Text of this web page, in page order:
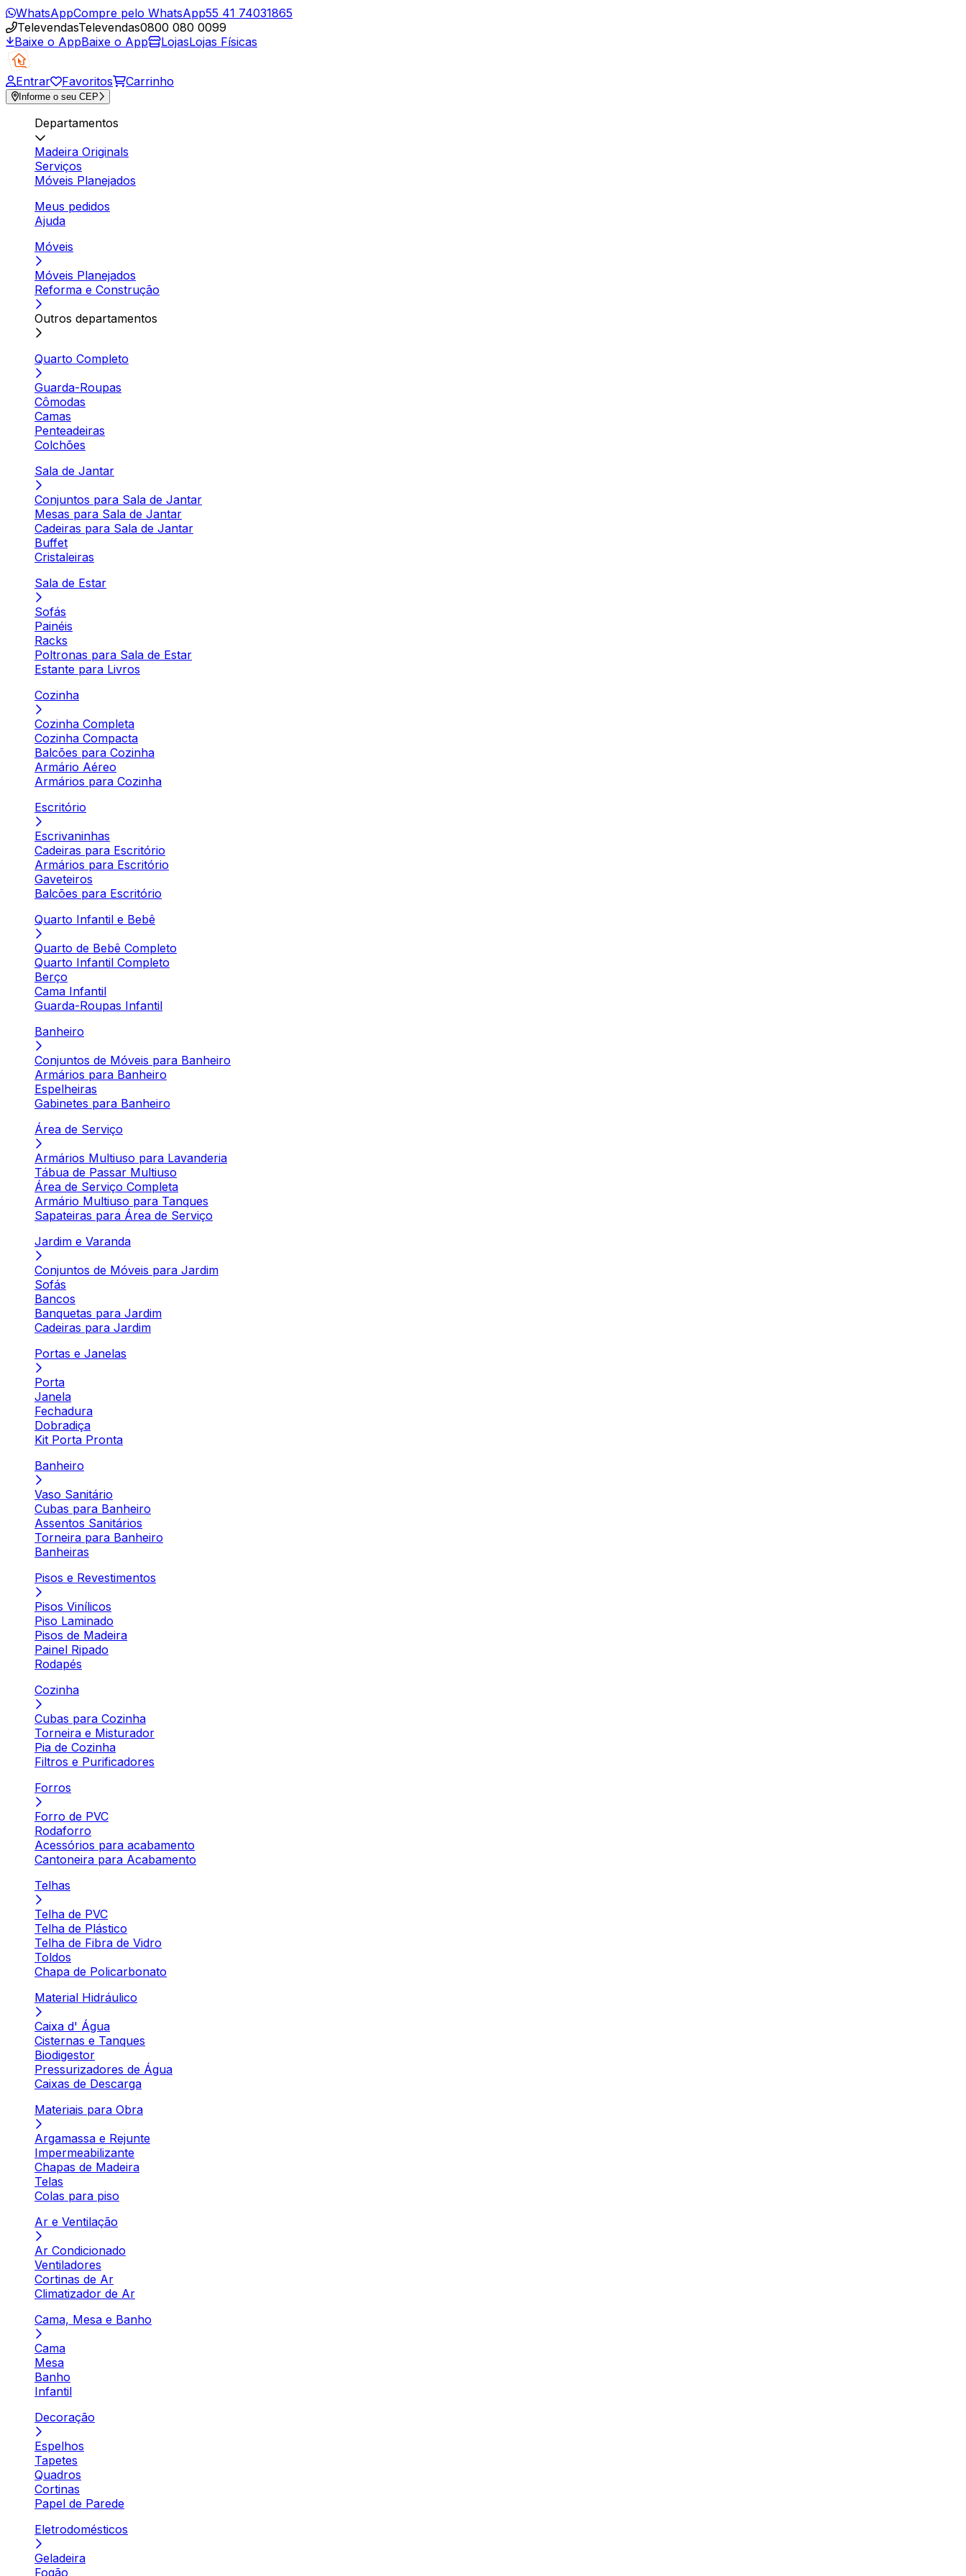
WhatsAppCompre pelo WhatsApp55 41 74031865
TelevendasTelevendas0800 080 0099
Baixe o AppBaixe o App LojasLojas Físicas
Entrar Favoritos Carrinho
Informe o seu CEP
Departamentos
Madeira Originals
Serviços
Móveis Planejados
Meus pedidos
Ajuda
Móveis
Móveis Planejados
Reforma e Construção
Outros departamentos
Quarto Completo
Guarda-Roupas
Cômodas
Camas
Penteadeiras
Colchões
Sala de Jantar
Conjuntos para Sala de Jantar
Mesas para Sala de Jantar
Cadeiras para Sala de Jantar
Buffet
Cristaleiras
Sala de Estar
Sofás
Painéis
Racks
Poltronas para Sala de Estar
Estante para Livros
Cozinha
Cozinha Completa
Cozinha Compacta
Balcões para Cozinha
Armário Aéreo
Armários para Cozinha
Escritório
Escrivaninhas
Cadeiras para Escritório
Armários para Escritório
Gaveteiros
Balcões para Escritório
Quarto Infantil e Bebê
Quarto de Bebê Completo
Quarto Infantil Completo
Berço
Cama Infantil
Guarda-Roupas Infantil
Banheiro
Conjuntos de Móveis para Banheiro
Armários para Banheiro
Espelheiras
Gabinetes para Banheiro
Área de Serviço
Armários Multiuso para Lavanderia
Tábua de Passar Multiuso
Área de Serviço Completa
Armário Multiuso para Tanques
Sapateiras para Área de Serviço
Jardim e Varanda
Conjuntos de Móveis para Jardim
Sofás
Bancos
Banquetas para Jardim
Cadeiras para Jardim
Portas e Janelas
Porta
Janela
Fechadura
Dobradiça
Kit Porta Pronta
Banheiro
Vaso Sanitário
Cubas para Banheiro
Assentos Sanitários
Torneira para Banheiro
Banheiras
Pisos e Revestimentos
Pisos Vinílicos
Piso Laminado
Pisos de Madeira
Painel Ripado
Rodapés
Cozinha
Cubas para Cozinha
Torneira e Misturador
Pia de Cozinha
Filtros e Purificadores
Forros
Forro de PVC
Rodaforro
Acessórios para acabamento
Cantoneira para Acabamento
Telhas
Telha de PVC
Telha de Plástico
Telha de Fibra de Vidro
Toldos
Chapa de Policarbonato
Material Hidráulico
Caixa d' Água
Cisternas e Tanques
Biodigestor
Pressurizadores de Água
Caixas de Descarga
Materiais para Obra
Argamassa e Rejunte
Impermeabilizante
Chapas de Madeira
Telas
Colas para piso
Ar e Ventilação
Ar Condicionado
Ventiladores
Cortinas de Ar
Climatizador de Ar
Cama, Mesa e Banho
Cama
Mesa
Banho
Infantil
Decoração
Espelhos
Tapetes
Quadros
Cortinas
Papel de Parede
Eletrodomésticos
Geladeira
Fogão